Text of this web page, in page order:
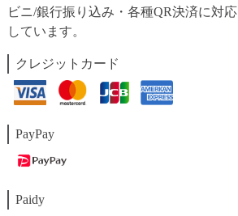
ビニ/銀行振り込み・各種QR決済に対応
しています。
クレジットカード
PayPay
Paidy